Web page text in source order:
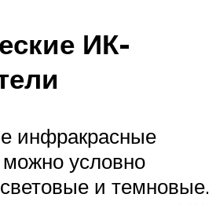
ИК-
инфракрасные
можно условно
и темновые.